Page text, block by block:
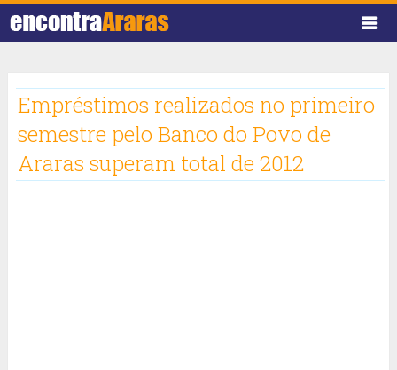
Empréstimos realizados no primeiro
semestre pelo Banco do Povo de
Araras superam total de 2012